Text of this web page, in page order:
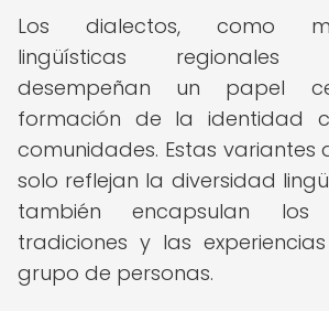
Los dialectos, como
lingüísticas
desempeñan un papel
formación de la identidad
comunidades. Estas variantes
solo reflejan la diversidad
también encapsulan
tradiciones y las
grupo de personas.